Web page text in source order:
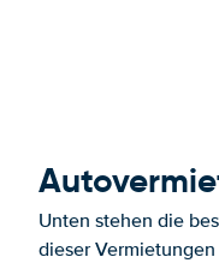
Unten stehen die
dieser